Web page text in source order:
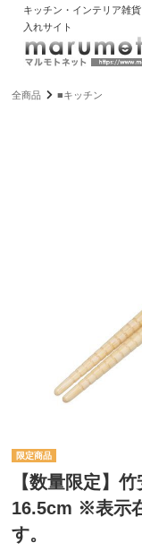
キッチン・インテリア雑
入れサイト
全商品 ■キッチン
【数量限定】
16.5cm ※表示
す。